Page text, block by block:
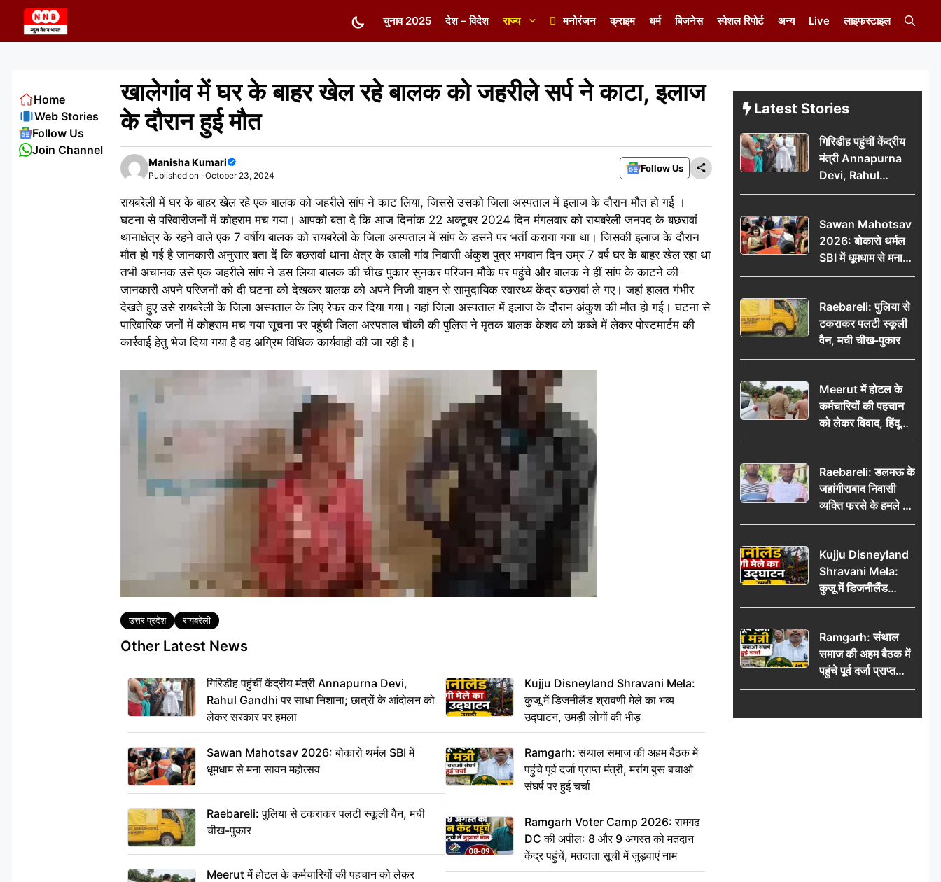
content
चुनाव 2025 देश – विदेश राज्य मनोरंजन क्राइम धर्म बिजनेस स्पेशल रिपोर्ट अन्य Live लाइफस्टाइल
खालेगांव में घर के बाहर खेल रहे बालक को जहरीले सर्प ने काटा, इलाज
के दौरान हुई मौत
Manisha Kumari
Published on -October 23, 2024
Follow Us
रायबरेली में घर के बाहर खेल रहे एक बालक को जहरीले सांप ने काट लिया, जिससे उसको जिला अस्पताल में इलाज के दौरान मौत हो गई ।
घटना से परिवारीजनों में कोहराम मच गया। आपको बता दे कि आज दिनांक 22 अक्टूबर 2024 दिन मंगलवार को रायबरेली जनपद के बछरावां
थानाक्षेत्र के रहने वाले एक 7 वर्षीय बालक को रायबरेली के जिला अस्पताल में सांप के डसने पर भर्ती कराया गया था। जिसकी इलाज के दौरान
मौत हो गई है जानकारी अनुसार बता दें कि बछरावां थाना क्षेत्र के खाली गांव निवासी अंकुश पुत्र भगवान दिन उम्र 7 वर्ष घर के बाहर खेल रहा था
तभी अचानक उसे एक जहरीले सांप ने डस लिया बालक की चीख पुकार सुनकर परिजन मौके पर पहुंचे और बालक ने हीं सांप के काटने की
जानकारी अपने परिजनों को दी घटना को देखकर बालक को अपने निजी वाहन से सामुदायिक स्वास्थ्य केंद्र बछरावां ले गए। जहां हालत गंभीर
देखते हुए उसे रायबरेली के जिला अस्पताल के लिए रेफर कर दिया गया। यहां जिला अस्पताल में इलाज के दौरान अंकुश की मौत हो गई। घटना से
पारिवारिक जनों में कोहराम मच गया सूचना पर पहुंची जिला अस्पताल चौकी की पुलिस ने मृतक बालक केशव को कब्जे में लेकर पोस्टमार्टम की
कार्रवाई हेतु भेज दिया गया है वह अग्रिम विधिक कार्यवाही की जा रही है।
Tags
उत्तर प्रदेश रायबरेली
Other Latest News
गिरिडीह पहुंचीं केंद्रीय मंत्री Annapurna Devi,
Rahul Gandhi पर साधा निशाना; छात्रों के आंदोलन को
लेकर सरकार पर हमला
Sawan Mahotsav 2026: बोकारो थर्मल SBI में
धूमधाम से मना सावन महोत्सव
Raebareli: पुलिया से टकराकर पलटी स्कूली वैन, मची
चीख-पुकार
Meerut में होटल के कर्मचारियों की पहचान को लेकर
Kujju Disneyland Shravani Mela:
कुजू में डिजनीलैंड श्रावणी मेले का भव्य
उद्घाटन, उमड़ी लोगों की भीड़
Ramgarh: संथाल समाज की अहम बैठक में
पहुंचे पूर्व दर्जा प्राप्त मंत्री, मरांग बुरू बचाओ
संघर्ष पर हुई चर्चा
Ramgarh Voter Camp 2026: रामगढ़
DC की अपील: 8 और 9 अगस्त को मतदान
केंद्र पहुंचें, मतदाता सूची में जुड़वाएं नाम
Home
Web Stories
Follow Us
Join Channel
Latest Stories
गिरिडीह पहुंचीं केंद्रीय
मंत्री Annapurna
Devi, Rahul
Gandhi पर साधा
आंदोलन को लेकर
सरकार पर हमला
Sawan Mahotsav
2026: बोकारो थर्मल
SBI में धूमधाम से मना
सावन महोत्सव
Raebareli: पुलिया से
टकराकर पलटी स्कूली
वैन, मची चीख-पुकार
Meerut में होटल के
कर्मचारियों की पहचान
को लेकर विवाद, हिंदू
सुरक्षा संगठन ने उठाए
की मांग
Raebareli: डलमऊ के
जहांगीराबाद निवासी
व्यक्ति फरसे के हमले में
घायल थाने में शिकायत
हजार’, रकम न देने पर
कार्रवाई ठंडी!
Kujju Disneyland
Shravani Mela:
कुजू में डिजनीलैंड
श्रावणी मेले का भव्य
की भीड़
Ramgarh: संथाल
समाज की अहम बैठक में
पहुंचे पूर्व दर्जा प्राप्त
मंत्री, मरांग बुरू बचाओ